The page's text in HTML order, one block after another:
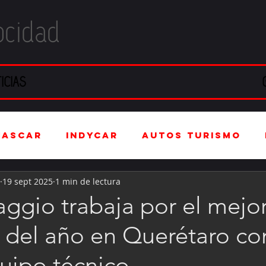
IndyCar Autos Turismo
Automotriz
Kartismo Rally FIA
trabaja por el
año en Querétaro
19 sept 2025 1 min de lectura